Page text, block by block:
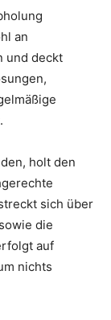
an
und deckt
holt den
sich über
die
auf
nichts